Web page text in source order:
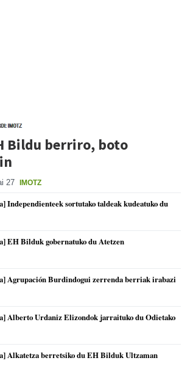
Bildu berriro, boto
27 IMOTZ
Independienteek sortutako taldeak kudeatuko du
EH Bilduk gobernatuko du Atetzen
Agrupación Burdindogui zerrenda berriak irabazi
Alberto Urdaniz Elizondok jarraituko du Odietako
Alkatetza berretsiko du EH Bilduk Ultzaman